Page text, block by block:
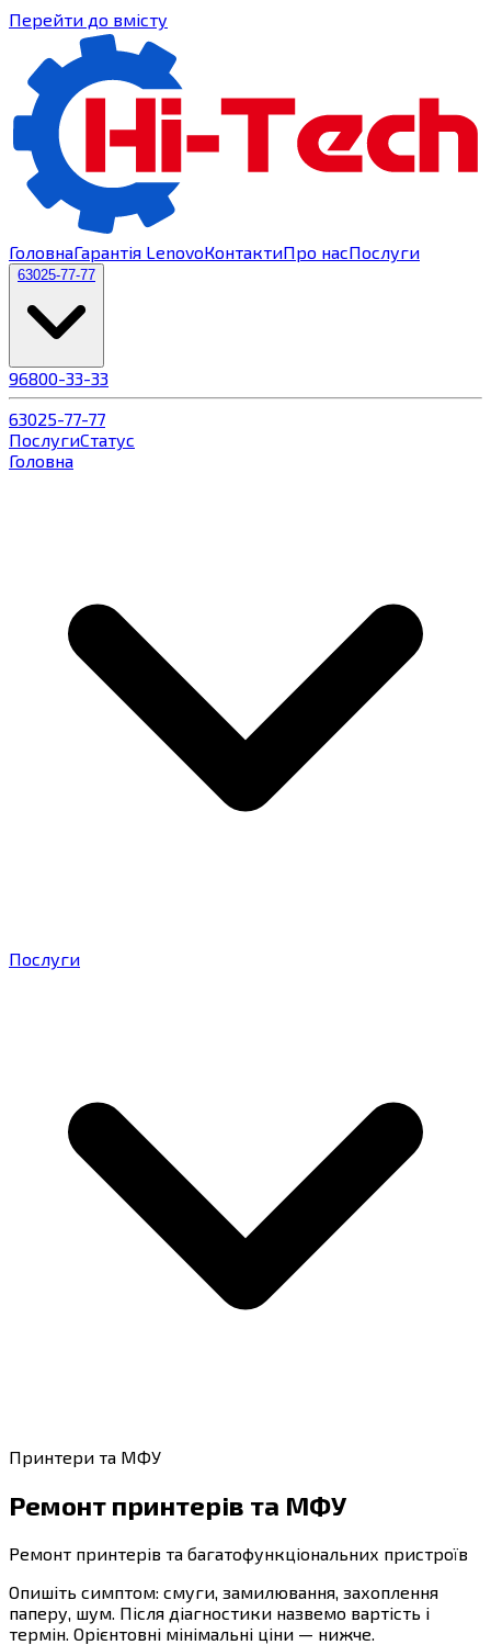
Перейти до вмісту
ГоловнаГарантія LenovoКонтактиПро насПослуги
63025-77-77
96800-33-33
63025-77-77
ПослугиСтатус
Головна
Послуги
Принтери та МФУ
Ремонт принтерів та МФУ
Ремонт принтерів та багатофункціональних пристроїв
Опишіть симптом: смуги, замилювання, захоплення
паперу, шум. Після діагностики назвемо вартість і
термін. Орієнтовні мінімальні ціни — нижче.